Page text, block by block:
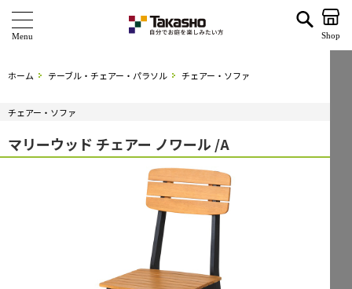
海外ブランド・シリーズ
Shop
ホーム テーブル・チェアー・パラソル チェアー・ソファ
チェアー・ソファ
マリーウッド チェアー ノワール /A